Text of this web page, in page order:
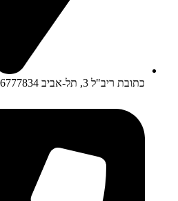
כתובת ריב"ל 3, תל-אביב 6777834